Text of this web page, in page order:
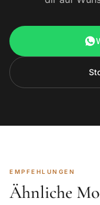
EMPFEHLUNGEN
Ähnliche